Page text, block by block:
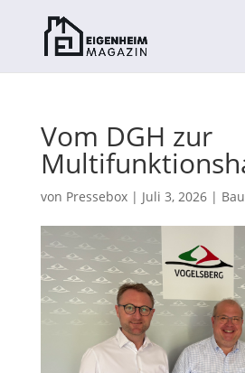
Vom DGH zur
von Pressebox| Juli 3, 2026|